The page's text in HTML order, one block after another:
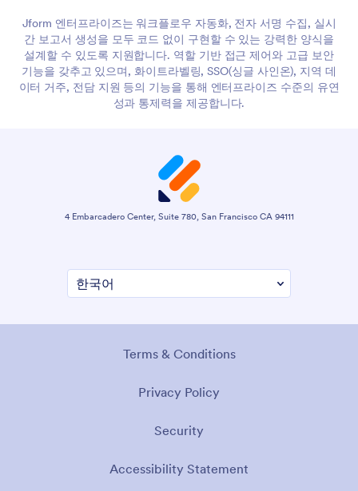
Jform 엔터프라이즈는 워크플로우 자동화, 전자 서명 수집, 실시
간 보고서 생성을 모두 코드 없이 구현할 수 있는 강력한 양식을
설계할 수 있도록 지원합니다. 역할 기반 접근 제어와 고급 보안
기능을 갖추고 있으며, 화이트라벨링, SSO(싱글 사인온), 지역 데
이터 거주, 전담 지원 등의 기능을 통해 엔터프라이즈 수준의 유연
성과 통제력을 제공합니다.
4 Embarcadero Center, Suite 780, San Francisco CA 94111
Terms & Conditions
Privacy Policy
Security
Accessibility Statement